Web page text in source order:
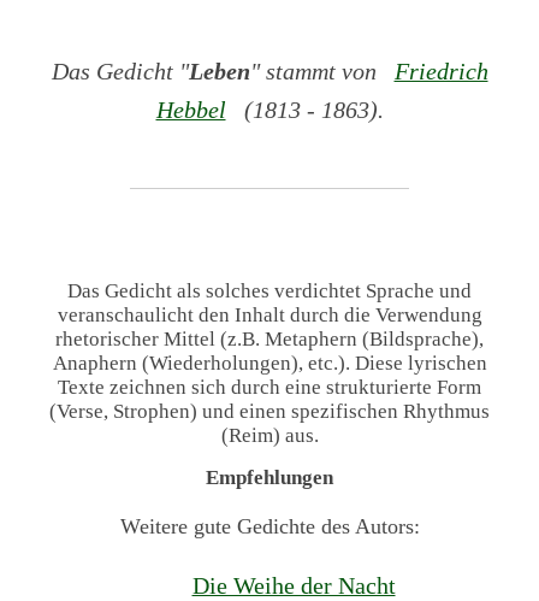
Das Gedicht "Leben" stammt von
Friedrich
Hebbel (1813 - 1863).
Das Gedicht als solches verdichtet Sprache und
veranschaulicht den Inhalt durch die Verwendung
rhetorischer Mittel (z.B. Metaphern (Bildsprache),
Anaphern (Wiederholungen), etc.). Diese lyrischen
Texte zeichnen sich durch eine strukturierte Form
(Verse, Strophen) und einen spezifischen Rhythmus
(Reim) aus.
Empfehlungen
Weitere gute Gedichte des Autors:
Die Weihe der Nacht